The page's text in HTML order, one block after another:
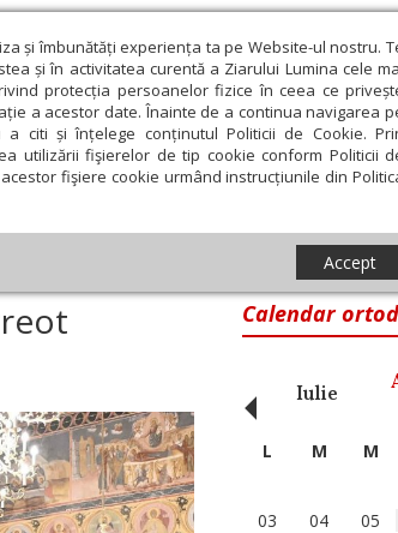
și îmbunătăți experiența ta pe Website-ul nostru.
și în activitatea curentă a Ziarului Lumina cele
protecția persoanelor fizice în ceea ce
a acestor date. Înainte de a continua navigarea
citi și înțelege conținutul Politicii de Cookie.
utilizării fişierelor de tip cookie conform Politicii
fişiere cookie urmând instrucțiunile din
Accept
presă Documentar In memoriam
și Cultură Societate Opinii
Dumitru Stăniloae la Mănăstirea Cernica
Calendar
Iulie
‹ L M M
03
04 05